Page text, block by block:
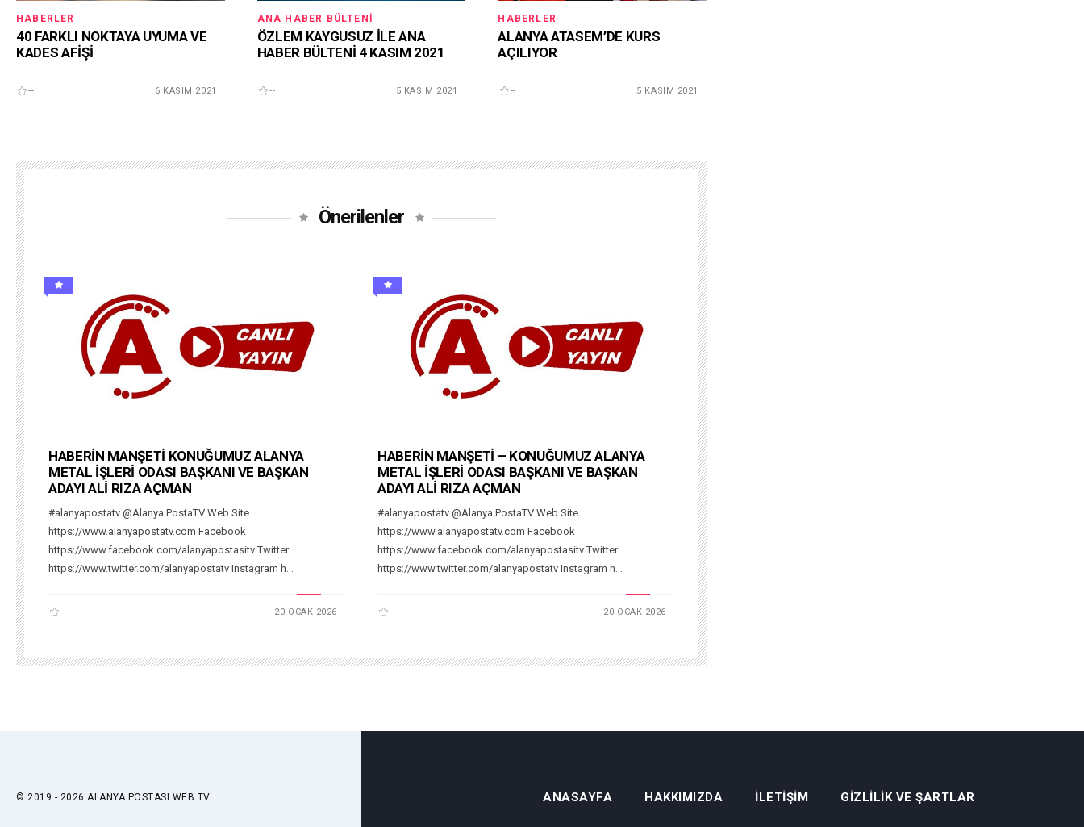
HABERLER
40 FARKLI NOKTAYA UYUMA VE
KADES AFİŞİ
-- 6 KASIM 2021
ANA HABER BÜLTENI
ÖZLEM KAYGUSUZ İLE ANA
HABER BÜLTENİ 4 KASIM 2021
-- 5 KASIM 2021
HABERLER
ALANYA ATASEM’DE KURS
AÇILIYOR
-- 5 KASIM 2021
Önerilenler
HABERİN MANŞETİ KONUĞUMUZ ALANYA
METAL İŞLERİ ODASI BAŞKANI VE BAŞKAN
ADAYI ALİ RIZA AÇMAN
#alanyapostatv @Alanya PostaTV Web Site
https://www.alanyapostatv.com Facebook
https://www.facebook.com/alanyapostasitv Twitter
https://www.twitter.com/alanyapostatv Instagram h...
-- 20 OCAK 2026
HABERİN MANŞETİ – KONUĞUMUZ ALANYA
METAL İŞLERİ ODASI BAŞKANI VE BAŞKAN
ADAYI ALİ RIZA AÇMAN
#alanyapostatv @Alanya PostaTV Web Site
https://www.alanyapostatv.com Facebook
https://www.facebook.com/alanyapostasitv Twitter
https://www.twitter.com/alanyapostatv Instagram h...
-- 20 OCAK 2026
© 2019 - 2026 ALANYA POSTASI WEB TV ANASAYFA HAKKIMIZDA İLETIŞIM GIZLILIK VE ŞARTLAR